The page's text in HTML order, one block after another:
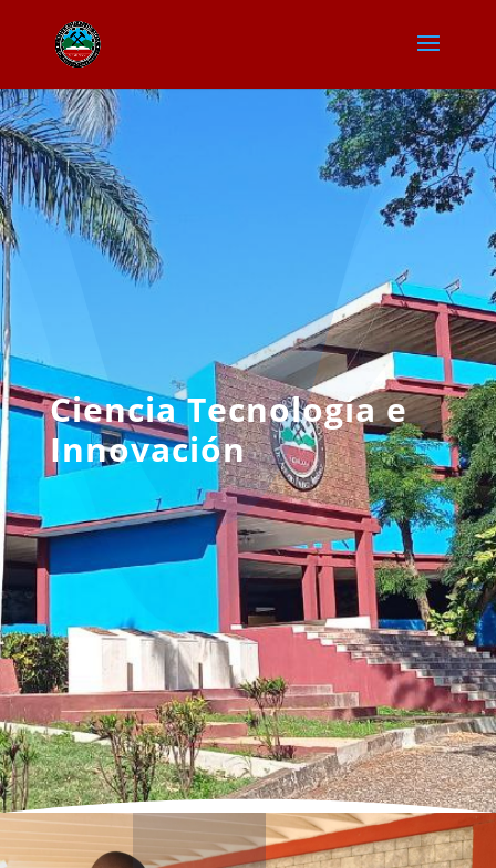
Ciencia Tecnología e
Innovación